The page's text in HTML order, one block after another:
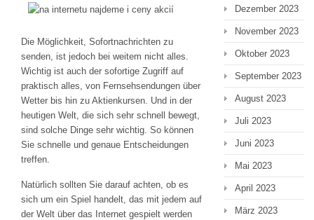
Die Möglichkeit, Sofortnachrichten zu
senden, ist jedoch bei weitem nicht alles.
Wichtig ist auch der sofortige Zugriff auf
praktisch alles, von Fernsehsendungen über
Wetter bis hin zu Aktienkursen. Und in der
heutigen Welt, die sich sehr schnell bewegt,
sind solche Dinge sehr wichtig. So können
Sie schnelle und genaue Entscheidungen
treffen.
Natürlich sollten Sie darauf achten, ob es
sich um ein Spiel handelt, das mit jedem auf
der Welt über das Internet gespielt werden
Dezember 2023
November 2023
Oktober 2023
September 2023
August 2023
Juli 2023
Juni 2023
Mai 2023
April 2023
März 2023